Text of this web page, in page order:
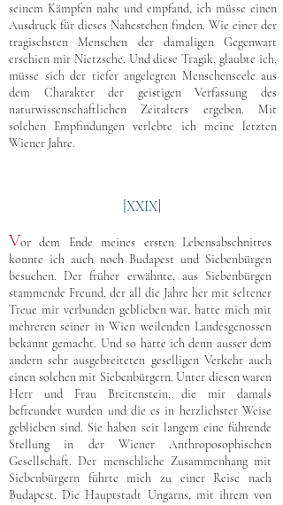
seinem Kämpfen nahe und empfand, ich müsse einen
Ausdruck für dieses Nahestehen finden. Wie einer der
tragischsten Menschen der damaligen Gegenwart
erschien mir Nietzsche. Und diese Tragik, glaubte ich,
müsse sich der tiefer angelegten Menschenseele aus
dem Charakter der geistigen Verfassung des
naturwissenschaftlichen Zeitalters ergeben. Mit
solchen Empfindungen verlebte ich meine letzten
Wiener Jahre.
[XXIX]
Vor dem Ende meines ersten Lebensabschnittes
konnte ich auch noch Budapest und Siebenbürgen
besuchen. Der früher erwähnte, aus Siebenbürgen
stammende Freund, der all die Jahre her mit seltener
Treue mir verbunden geblieben war, hatte mich mit
mehreren seiner in Wien weilenden Landesgenossen
bekannt gemacht. Und so hatte ich denn ausser dem
andern sehr ausgebreiteten geselligen Verkehr auch
einen solchen mit Siebenbürgern. Unter diesen waren
Herr und Frau Breitenstein, die mir damals
befreundet wurden und die es in herzlichster Weise
geblieben sind. Sie haben seit langem eine führende
Stellung in der Wiener Anthroposophischen
Gesellschaft. Der menschliche Zusammenhang mit
Siebenbürgern führte mich zu einer Reise nach
Budapest. Die Hauptstadt Ungarns, mit ihrem von